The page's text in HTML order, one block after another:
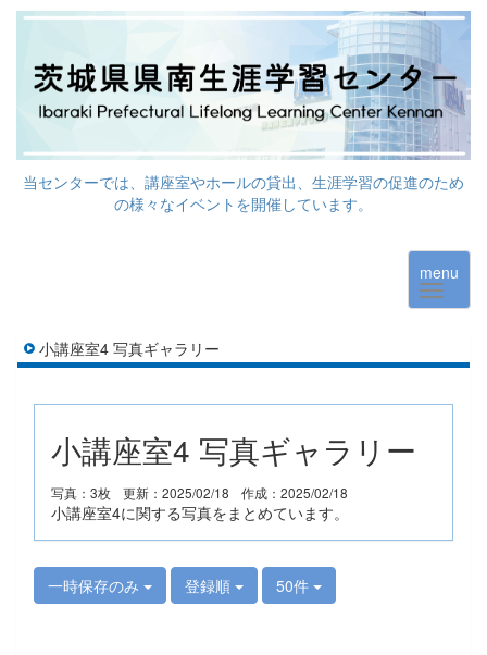
当センターでは、講座室やホールの貸出、生涯学習の促進のため
の様々なイベントを開催しています。
menu
小講座室4 写真ギャラリー
小講座室4 写真ギャラリー
写真：3枚 更新：2025/02/18 作成：2025/02/18
小講座室4に関する写真をまとめています。
一時保存のみ 登録順 50件